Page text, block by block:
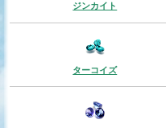
ジンカイト
ターコイズ